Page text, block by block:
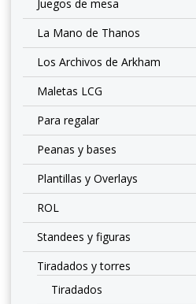
Juegos de mesa
La Mano de Thanos
Los Archivos de Arkham
Maletas LCG
Para regalar
Peanas y bases
Plantillas y Overlays
ROL
Standees y figuras
Tiradados y torres
Tiradados